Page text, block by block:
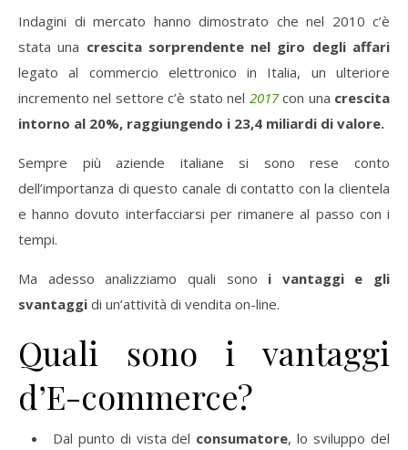
Indagini di mercato hanno dimostrato che nel 2010 c’è
stata una crescita sorprendente nel giro degli affari
legato al commercio elettronico in Italia, un ulteriore
incremento nel settore c’è stato nel 2017con una crescita
intorno al 20%, raggiungendo i 23,4 miliardi di valore.
Sempre più aziende italiane si sono rese conto
dell’importanza di questo canale di contatto con la clientela
e hanno dovuto interfacciarsi per rimanere al passo con i
tempi.
Ma adesso analizziamo quali sono i vantaggi e gli
svantaggi di un’attività di vendita on-line.
Quali sono i vantaggi
d’E-commerce?
Dal punto di vista del consumatore, lo sviluppo del